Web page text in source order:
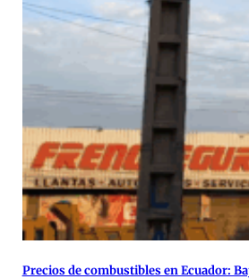
Precios de combustibles en Ecuador: